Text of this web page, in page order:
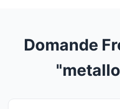
Domande